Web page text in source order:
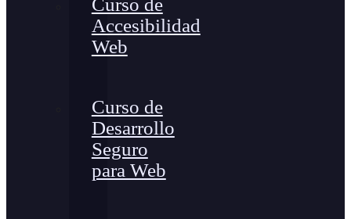
Curso de
Accesibilidad
Web
Curso de
Desarrollo
Seguro
para Web